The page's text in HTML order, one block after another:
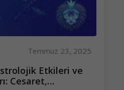
Temmuz 23, 2025
Etkileri ve
Cesaret,